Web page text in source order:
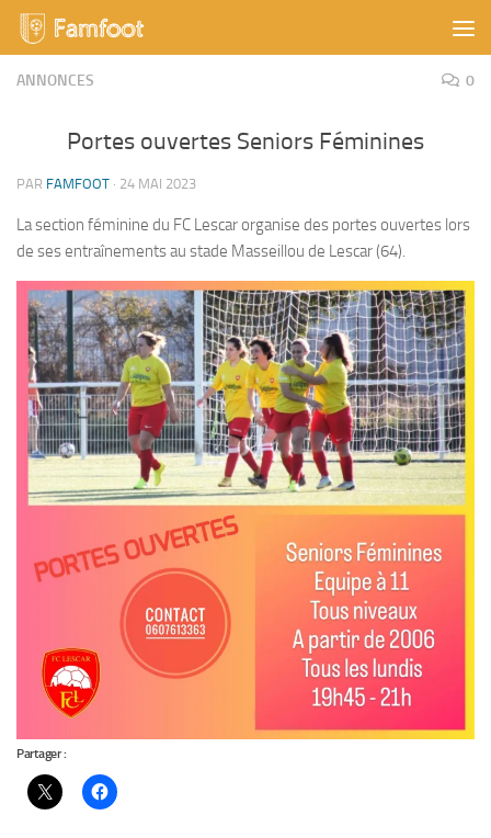
Skip to content
ANNONCES 0
Portes ouvertes Seniors Féminines
PAR FAMFOOT · 24 MAI 2023
La section féminine du FC Lescar organise des portes ouvertes lors
de ses entraînements au stade Masseillou de Lescar (64).
Partager :